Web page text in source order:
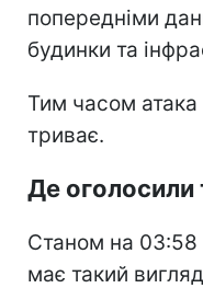
попередніми
будинки та
Тим часом атака
триває.
Де оголосили
Станом на 03:58
має такий